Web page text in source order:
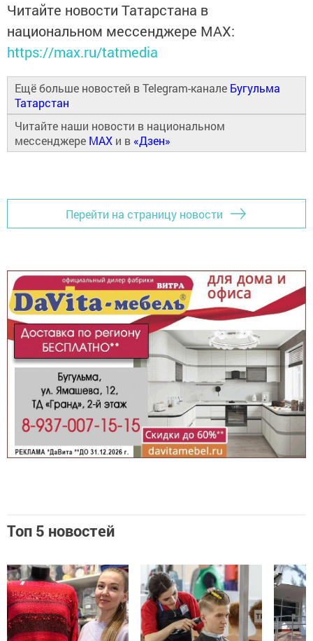
Читайте новости Татарстана в
национальном мессенджере MАХ:
https://max.ru/tatmedia
Ещё больше новостей в Telegram-канале Бугульма
Татарстан
Читайте наши новости в национальном
мессенджере MAX и в «Дзен»
Перейти на страницу новости
Топ 5 новостей